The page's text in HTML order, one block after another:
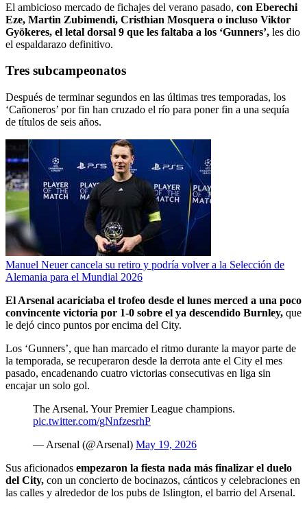
El ambicioso mercado de fichajes del verano pasado, con Eberechi
Eze, Martin Zubimendi, Cristhian Mosquera o incluso Viktor
Gyökeres, el letal dorsal 9 que les faltaba a los ‘Gunners’, les dio
el espaldarazo definitivo.
Tres subcampeonatos
Después de terminar segundos en las últimas tres temporadas, los
‘Cañoneros’ por fin han cruzado el río para poner fin a una sequía
de títulos de seis años.
Manuel Neuer cancela su retiro y podría volver a la Selección de
Alemania para el Mundial 2026
El Arsenal acariciaba el trofeo desde el lunes merced a una poco
convincente victoria por 1-0 sobre el ya descendido Burnley, que
le dejó cinco puntos por encima del City.
Los ‘Gunners’, que han marcado el ritmo durante la mayor parte de
la temporada, se recuperaron desde la derrota ante el City el mes
pasado, encadenando cuatro victorias consecutivas en liga sin
encajar un solo gol.
The Arsenal. Your Premier League champions.
pic.twitter.com/gNnfzesrhP
— Arsenal (@Arsenal) May 19, 2026
Sus aficionados empezaron la fiesta nada más finalizar el duelo
del City, con un concierto de bocinazos, cánticos y celebraciones en
las calles y alrededor de los pubs de Islington, el barrio del Arsenal.